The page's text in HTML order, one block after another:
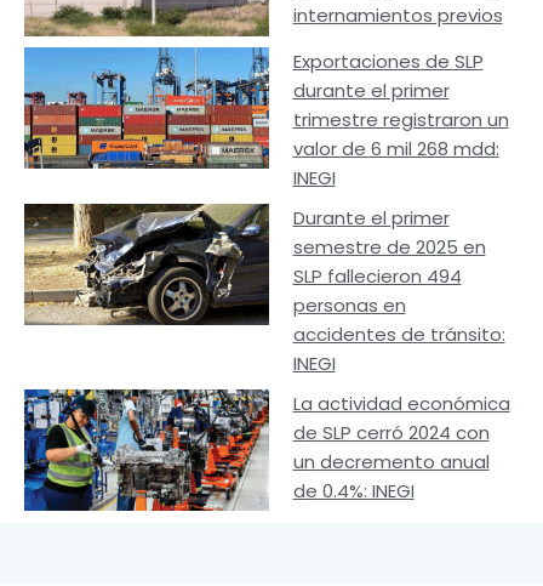
internamientos previos
Exportaciones de SLP
durante el primer
trimestre registraron un
valor de 6 mil 268 mdd:
INEGI
Durante el primer
semestre de 2025 en
SLP fallecieron 494
personas en
accidentes de tránsito:
INEGI
La actividad económica
de SLP cerró 2024 con
un decremento anual
de 0.4%: INEGI